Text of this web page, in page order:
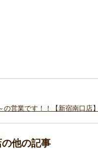
営業です！！【新宿南口店】
他の記事